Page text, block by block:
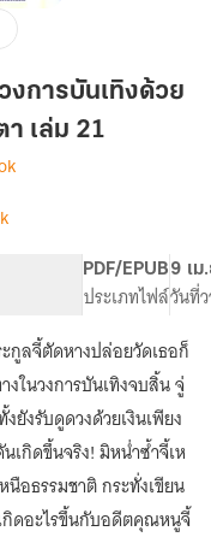
การบันเทิงด้วย
เล่ม 21
PDF/EPUB
ประเภทไฟล์
9 เม
วันที่
กูลจี้ตัดหางปล่อยวัดเธอก็
ในวงการบันเทิงจบสิ้น จู่
งรับดูดวงด้วยเงินเพียง
เกิดขึ้นจริง! มิหน่ำซ้ำจี้เห
นือธรรมชาติ กระทั่งเขียน
กิดอะไรขึ้นกับอดีตคุณหนูจี้